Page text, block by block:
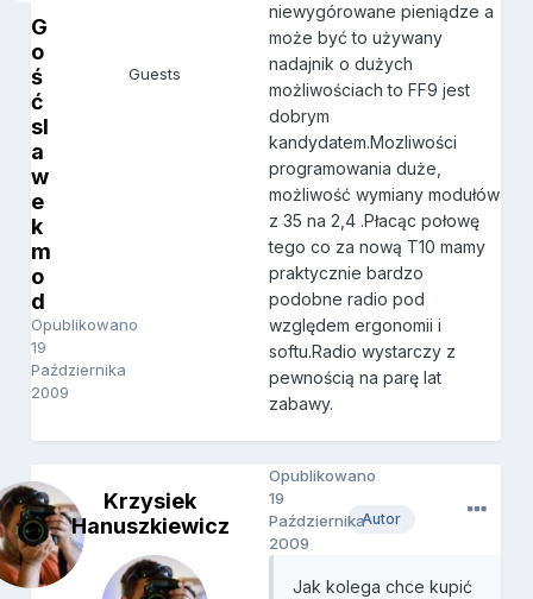
G
o
ś
ć
sl
a
w
e
k
m
o
d
Opublikowano
19
Października
2009
Guests
niewygórowane pieniądze a
może być to używany
nadajnik o dużych
możliwościach to FF9 jest
dobrym
kandydatem.Mozliwości
programowania duże,
możliwość wymiany modułów
z 35 na 2,4 .Płacąc połowę
tego co za nową T10 mamy
praktycznie bardzo
podobne radio pod
względem ergonomii i
softu.Radio wystarczy z
pewnością na parę lat
zabawy.
Krzysiek
Hanuszkiewicz
Autor
Opublikowano
19
Października
2009
Jak kolega chce kupić